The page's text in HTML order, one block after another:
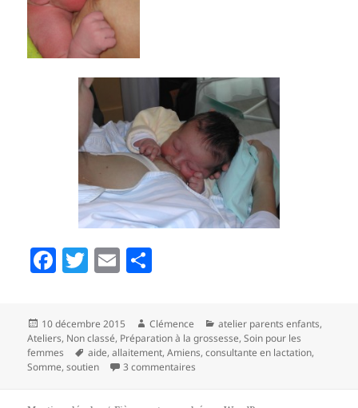
F
c
e
b
T
itt
er
E
ai
l
rt
a
g
Publié
le
10 décembre 2015 Auteur
Clémence Catégories
atelier parents enfants,
Ateliers, Non classé, Préparation à la grossesse,Soin pour les
femmes
Mots-
clés
aide,allaitement,Amiens,consultante en lactation,
Somme,soutien 3 commentaires